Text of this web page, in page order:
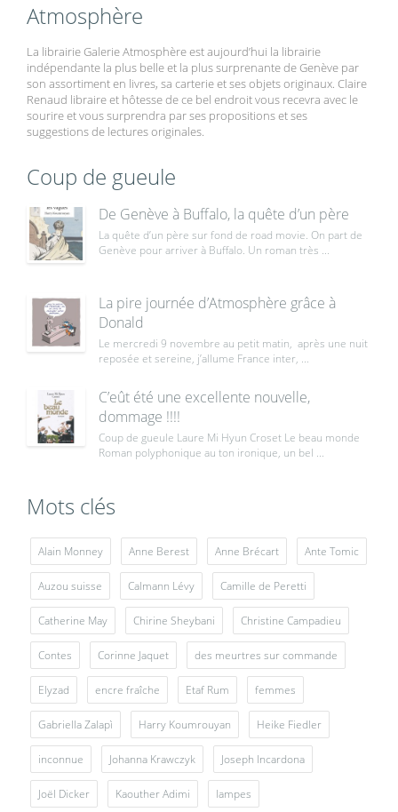
Atmosphère
La librairie Galerie Atmosphère est aujourd’hui la librairie
indépendante la plus belle et la plus surprenante de Genève par
son assortiment en livres, sa carterie et ses objets originaux. Claire
Renaud libraire et hôtesse de ce bel endroit vous recevra avec le
sourire et vous surprendra par ses propositions et ses
suggestions de lectures originales.
Coup de gueule
De Genève à Buffalo, la quête d’un père
La quête d’un père sur fond de road movie. On part de
Genève pour arriver à Buffalo. Un roman très ...
La pire journée d’Atmosphère grâce à
Donald
Le mercredi 9 novembre au petit matin, après une nuit
reposée et sereine, j’allume France inter, ...
C’eût été une excellente nouvelle,
dommage !!!!
Coup de gueule Laure Mi Hyun Croset Le beau monde
Roman polyphonique au ton ironique, un bel ...
Mots clés
Alain Monney Anne Berest Anne Brécart Ante Tomic
Auzou suisse Calmann Lévy Camille de Peretti
Catherine May Chirine Sheybani Christine Campadieu
Contes Corinne Jaquet des meurtres sur commande
Elyzad encre fraîche Etaf Rum femmes
Gabriella Zalapì Harry Koumrouyan Heike Fiedler
inconnue Johanna Krawczyk Joseph Incardona
Joël Dicker Kaouther Adimi lampes